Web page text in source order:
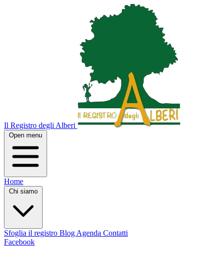
Il Registro degli Alberi
Open menu
Home
Chi siamo
Sfoglia il registro Blog Agenda Contatti
Facebook